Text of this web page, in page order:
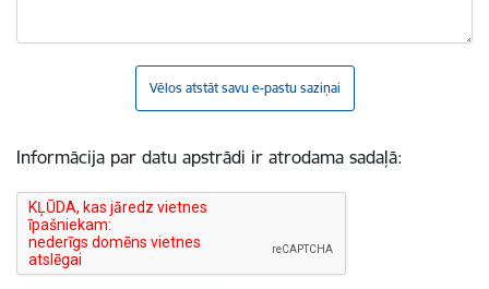
Vēlos atstāt savu e-pastu saziņai
Informācija par datu apstrādi ir atrodama sadaļā: